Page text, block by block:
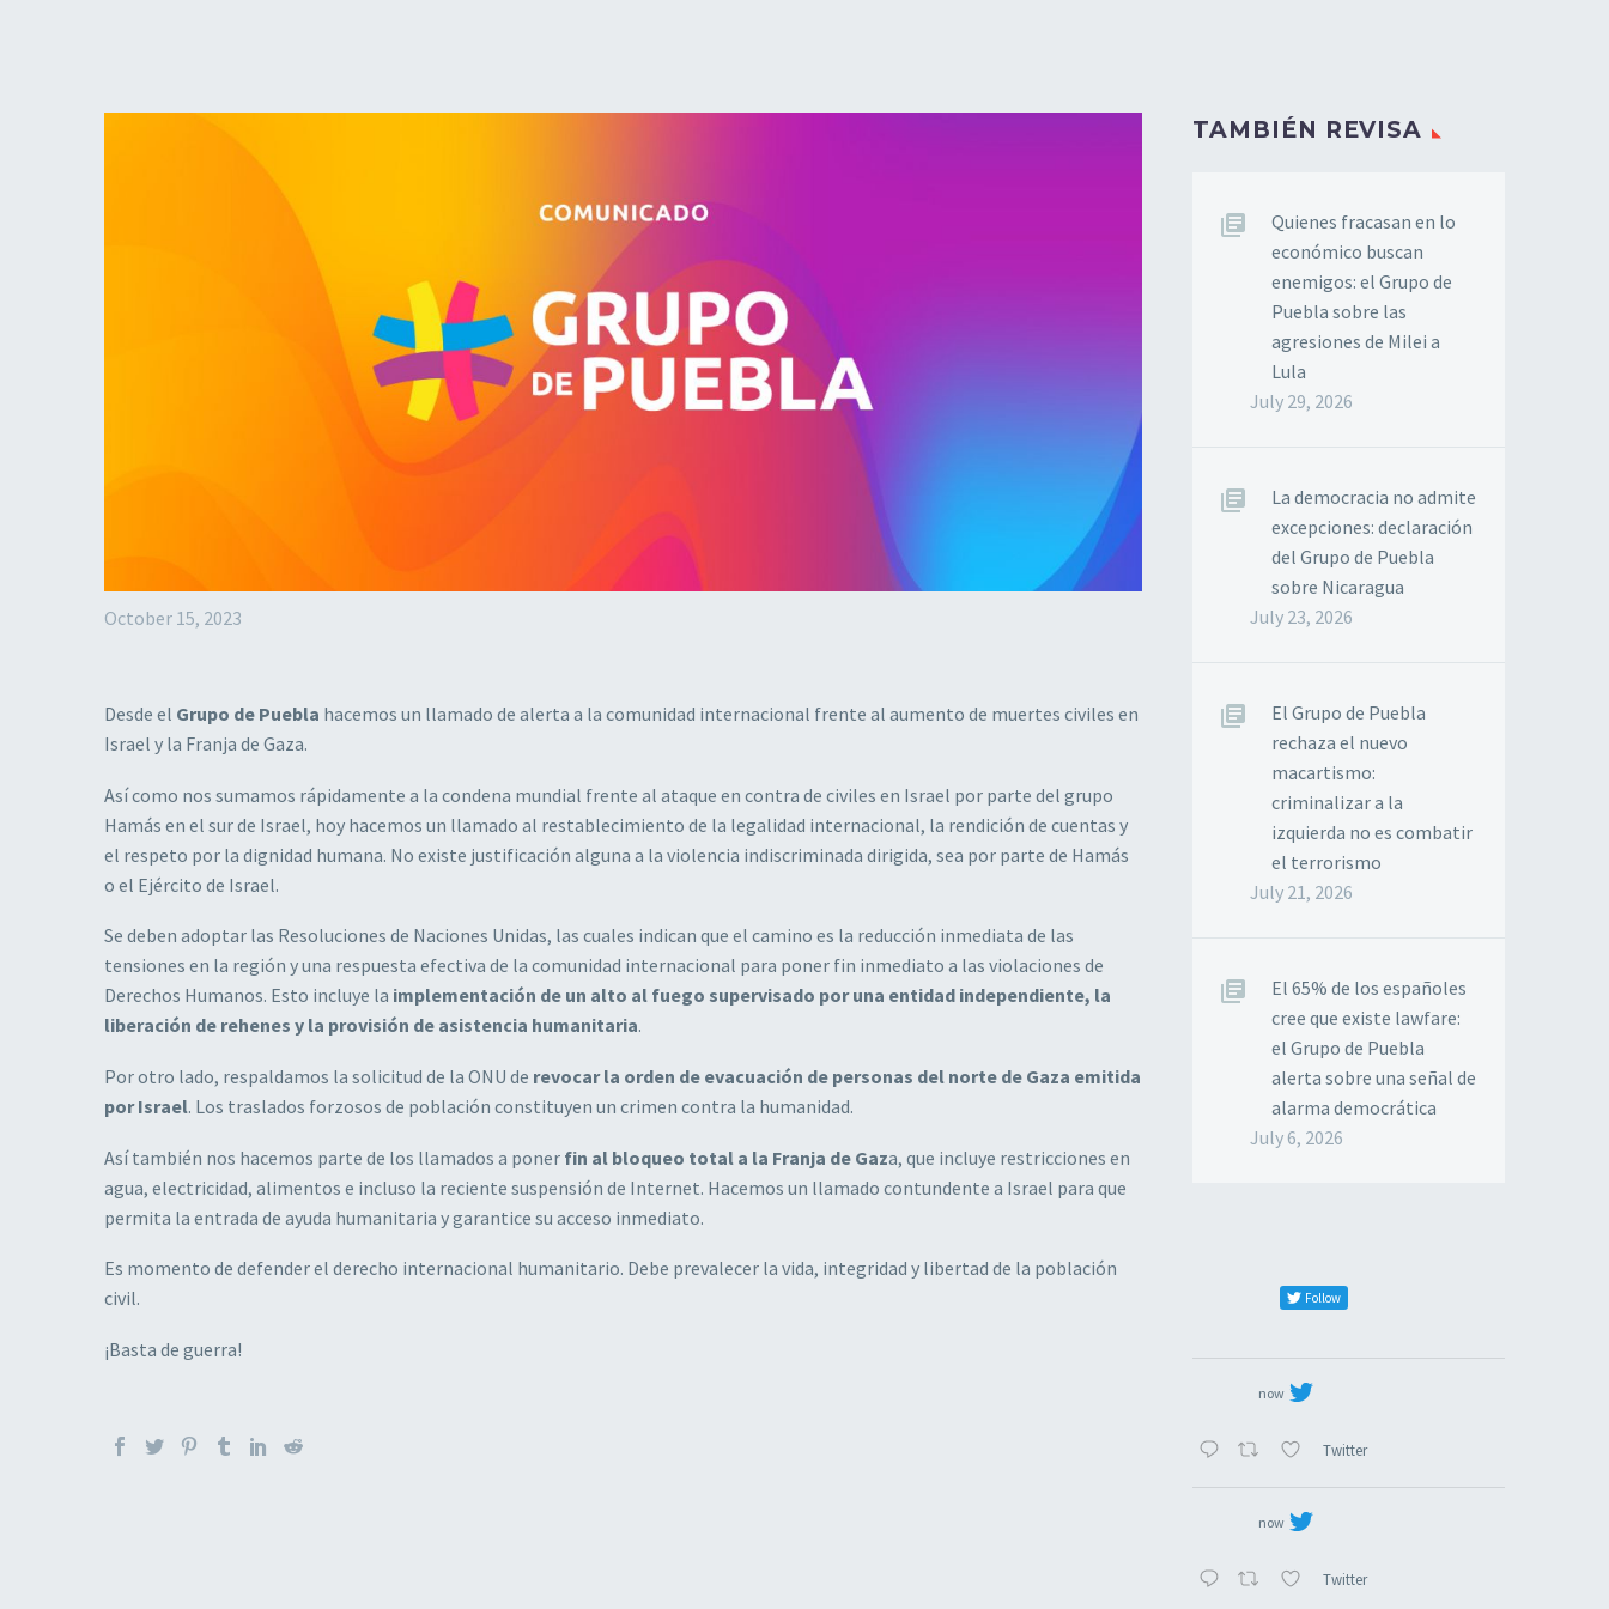
October 15, 2023
Desde el Grupo de Puebla hacemos un llamado de alerta a la comunidad internacional frente al aumento de muertes civiles en
Israel y la Franja de Gaza.
Así como nos sumamos rápidamente a la condena mundial frente al ataque en contra de civiles en Israel por parte del grupo
Hamás en el sur de Israel, hoy hacemos un llamado al restablecimiento de la legalidad internacional, la rendición de cuentas y
el respeto por la dignidad humana. No existe justificación alguna a la violencia indiscriminada dirigida, sea por parte de Hamás
o el Ejército de Israel.
Se deben adoptar las Resoluciones de Naciones Unidas, las cuales indican que el camino es la reducción inmediata de las
tensiones en la región y una respuesta efectiva de la comunidad internacional para poner fin inmediato a las violaciones de
Derechos Humanos. Esto incluye la implementación de un alto al fuego supervisado por una entidad independiente, la
liberación de rehenes y la provisión de asistencia humanitaria.
Por otro lado, respaldamos la solicitud de la ONU de revocar la orden de evacuación de personas del norte de Gaza emitida
por Israel. Los traslados forzosos de población constituyen un crimen contra la humanidad.
Así también nos hacemos parte de los llamados a poner fin al bloqueo total a la Franja de Gaza, que incluye restricciones en
agua, electricidad, alimentos e incluso la reciente suspensión de Internet. Hacemos un llamado contundente a Israel para que
permita la entrada de ayuda humanitaria y garantice su acceso inmediato.
Es momento de defender el derecho internacional humanitario. Debe prevalecer la vida, integridad y libertad de la población
civil.
¡Basta de guerra!
TAMBIÉN REVISA
Quienes fracasan en lo
económico buscan
enemigos: el Grupo de
Puebla sobre las
agresiones de Milei a
Lula
July 29, 2026
La democracia no admite
excepciones: declaración
del Grupo de Puebla
sobre Nicaragua
July 23, 2026
El Grupo de Puebla
rechaza el nuevo
macartismo:
criminalizar a la
izquierda no es combatir
el terrorismo
July 21, 2026
El 65% de los españoles
cree que existe lawfare:
el Grupo de Puebla
alerta sobre una señal de
alarma democrática
July 6, 2026
Follow
now
Twitter
now
Twitter